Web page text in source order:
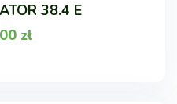
38.4 E
zł